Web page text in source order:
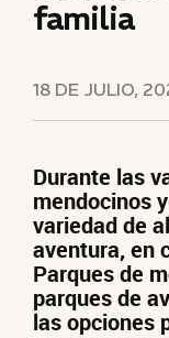
familia
18 DE JULIO,
Durante las
mendocinos
variedad de
aventura, en
Parques de
parques de
las opciones